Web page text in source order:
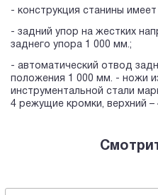
- конструкция станины
- задний упор на жестких
заднего упора 1 000 мм.;
- автоматический отвод
положения 1 000 мм. - ножи
инструментальной стали
4 режущие кромки, верхний –